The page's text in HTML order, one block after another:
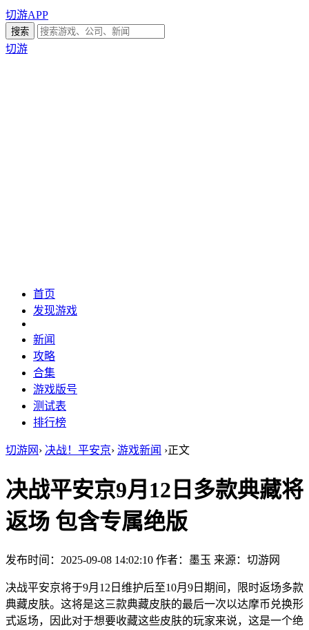
切游APP
切游
首页
发现游戏
新闻
攻略
合集
游戏版号
测试表
排行榜
切游网 › 决战！平安京› 游戏新闻 ›正文
决战平安京9月12日多款典藏将
返场 包含专属绝版
发布时间：2025-09-08 14:02:10 作者：墨玉 来源：切游网
决战平安京将于9月12日维护后至10月9日期间，限时返场多款
典藏皮肤。这将是这三款典藏皮肤的最后一次以达摩币兑换形
式返场，因此对于想要收藏这些皮肤的玩家来说，这是一个绝